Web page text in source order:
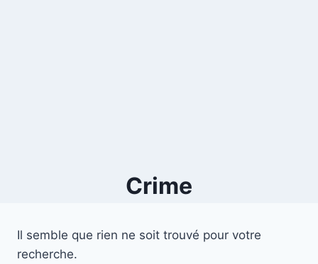
Crime
Il semble que rien ne soit trouvé pour votre
recherche.